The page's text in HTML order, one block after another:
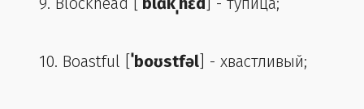
10. Boastful [ ˈboʊstfəl ] - хвастливый;